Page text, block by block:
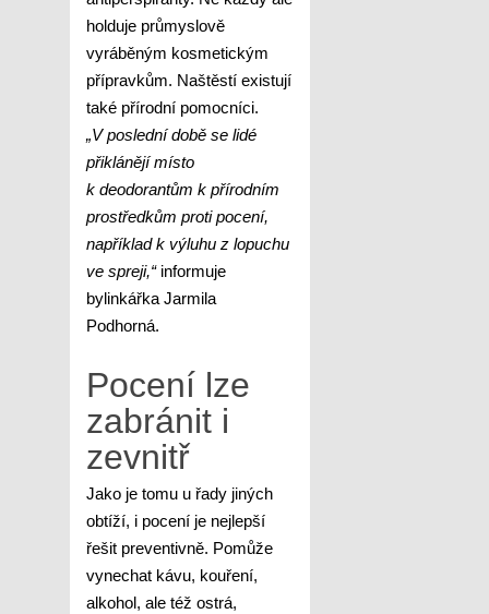
holduje průmyslově
vyráběným kosmetickým
přípravkům. Naštěstí existují
také přírodní pomocníci.
„V poslední době se lidé
přiklánějí místo
k deodorantům k přírodním
prostředkům proti pocení,
například k výluhu z lopuchu
ve spreji,“informuje
bylinkářka Jarmila
Podhorná.
Pocení lze
zabránit i
zevnitř
Jako je tomu u řady jiných
obtíží, i pocení je nejlepší
řešit preventivně. Pomůže
vynechat kávu, kouření,
alkohol, ale též ostrá,